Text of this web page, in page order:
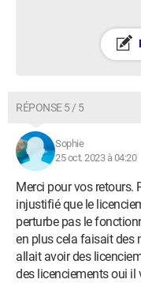
RÉPONSE 5 / 5
Sophie
25 oct. 2023 à 04:20
Merci pour vos retours.
injustifié que le
perturbe pas le
en plus cela faisait des
allait avoir des
des licenciements oui il